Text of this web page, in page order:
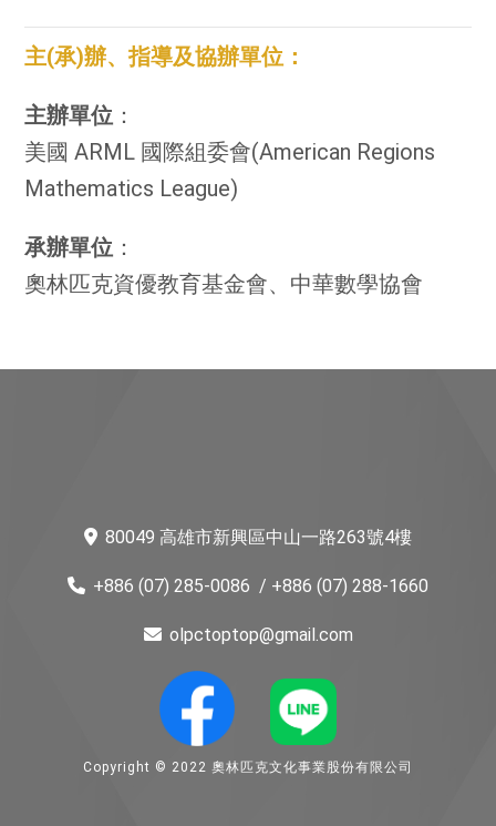
主(承)辦、指導及協辦單位：
主辦單位 ：
美國 ARML 國際組委會(American Regions
Mathematics League)
承辦單位 ：
奧林匹克資優教育基金會、中華數學協會
80049 高雄市新興區中山一路263號4樓
+886 (07) 285-0086 / +886 (07) 288-1660
olpctoptop@gmail.com
Copyright © 2022 奧林匹克文化事業股份有限公司